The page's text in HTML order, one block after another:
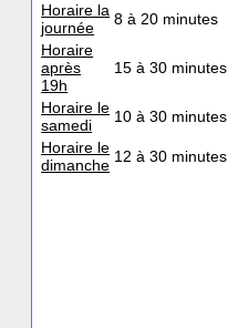
Horaire la
journée
8 à 20 minutes
Horaire
après
19h
15 à 30 minutes
Horaire le
samedi
10 à 30 minutes
Horaire le
dimanche 12 à 30 minutes